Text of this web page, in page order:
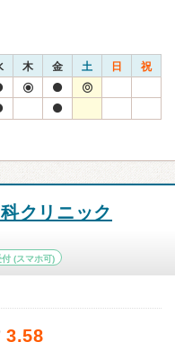
木 金 土 日 祝
クリニック
付 (スマホ可)
3.58